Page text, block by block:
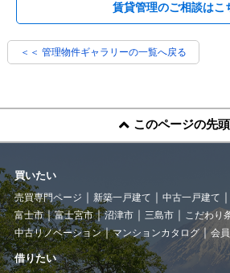
賃貸管理のご相談はこ
＜＜ 管理物件ギャラリーの一覧へ戻る
このページの先
買いたい
売買専門ページ 新築一戸建て 中古一戸建て
富士市
富士宮市 沼津市 三島市 こだわり
中古リノベーション
マンションカタログ 会
借りたい